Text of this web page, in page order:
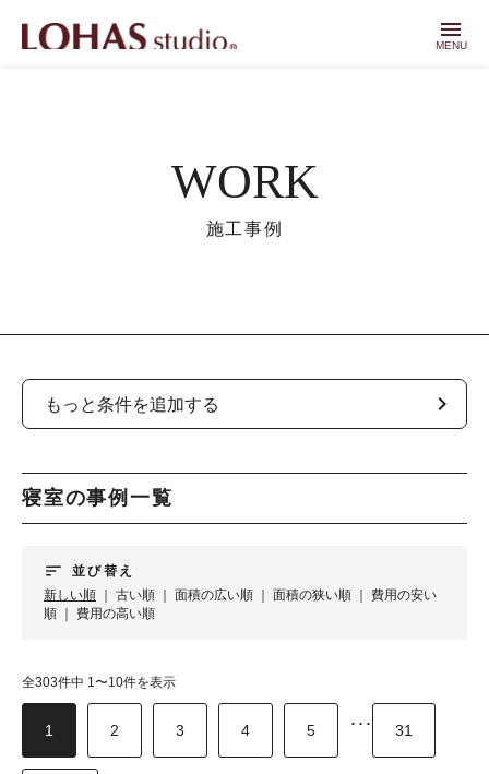
menu
MENU
WORK
施工事例
もっと条件を追加する chevron_right
寝室の事例一覧
sort
並び替え
新しい順
古い順 面積の広い順 面積の狭い順
費用の安い
順
費用の高い順
全303件中 1〜10件を表示
1 2 3 4 5 ･･･ 31